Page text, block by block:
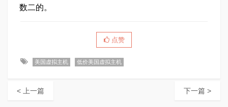
数二的。
点赞
美国虚拟主机 低价美国虚拟主机
< 上一篇 下一篇 >